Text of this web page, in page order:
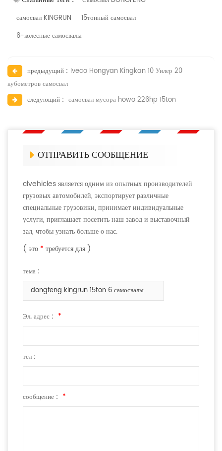
самосвал KINGRUN
15тонный самосвал
6-колесные самосвалы
предыдущий : Iveco Hongyan Kingkan 10 Уилер 20
кубометров самосвал
следующий : самосвал мусора howo 226hp 15ton
ОТПРАВИТЬ СООБЩЕНИЕ
clvehicles является одним из опытных производителей
грузовых автомобилей, экспортирует различные
специальные грузовики, принимает индивидуальные
услуги, приглашает посетить наш завод и выставочный
зал, чтобы узнать больше о нас.
( это * требуется для )
тема :
dongfeng kingrun 15ton 6 самосвалы
Эл. адрес : *
тел :
сообщение : *